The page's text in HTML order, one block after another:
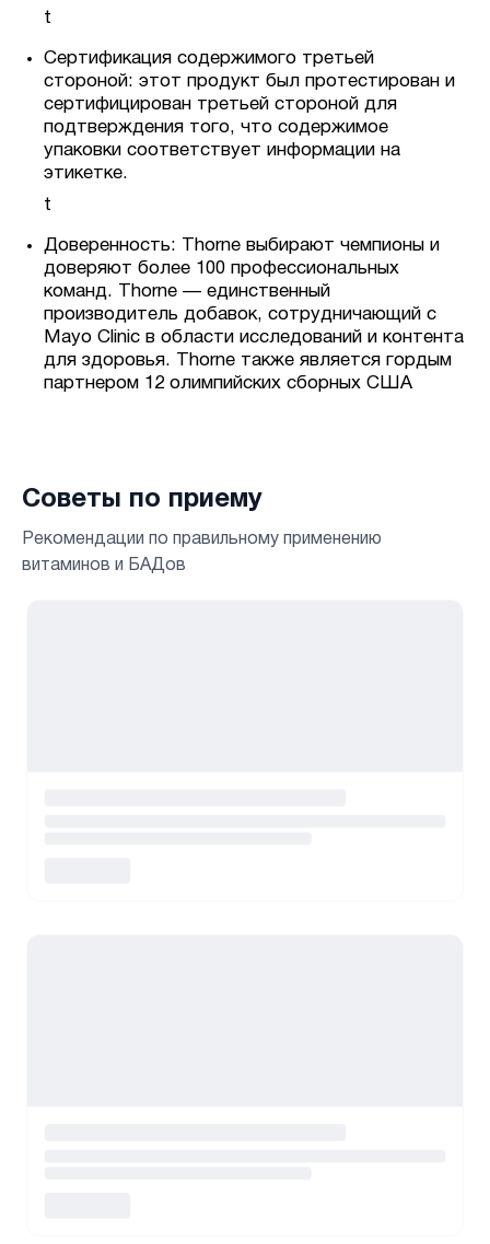
t
Сертификация содержимого третьей
стороной: этот продукт был протестирован и
сертифицирован третьей стороной для
подтверждения того, что содержимое
упаковки соответствует информации на
этикетке.
t
Доверенность: Thorne выбирают чемпионы и
доверяют более 100 профессиональных
команд. Thorne — единственный
производитель добавок, сотрудничающий с
Mayo Clinic в области исследований и контента
для здоровья. Thorne также является гордым
партнером 12 олимпийских сборных США
Советы по приему
Рекомендации по правильному применению
витаминов и БАДов